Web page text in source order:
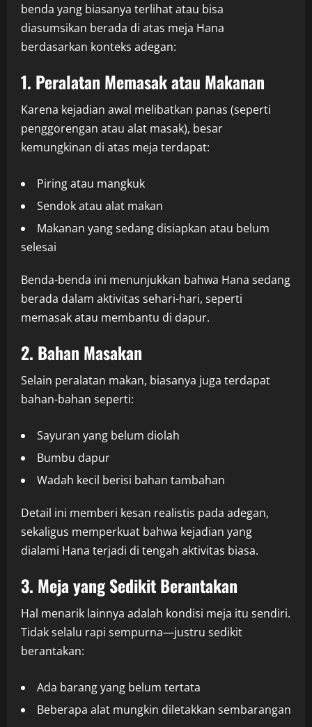
benda yang biasanya terlihat atau bisa
diasumsikan berada di atas meja Hana
berdasarkan konteks adegan:
1. Peralatan Memasak atau Makanan
Karena kejadian awal melibatkan panas (seperti
penggorengan atau alat masak), besar
kemungkinan di atas meja terdapat:
Piring atau mangkuk
Sendok atau alat makan
Makanan yang sedang disiapkan atau belum
selesai
Benda-benda ini menunjukkan bahwa Hana sedang
berada dalam aktivitas sehari-hari, seperti
memasak atau membantu di dapur.
2. Bahan Masakan
Selain peralatan makan, biasanya juga terdapat
bahan-bahan seperti:
Sayuran yang belum diolah
Bumbu dapur
Wadah kecil berisi bahan tambahan
Detail ini memberi kesan realistis pada adegan,
sekaligus memperkuat bahwa kejadian yang
dialami Hana terjadi di tengah aktivitas biasa.
3. Meja yang Sedikit Berantakan
Hal menarik lainnya adalah kondisi meja itu sendiri.
Tidak selalu rapi sempurna—justru sedikit
berantakan:
Ada barang yang belum tertata
Beberapa alat mungkin diletakkan sembarangan